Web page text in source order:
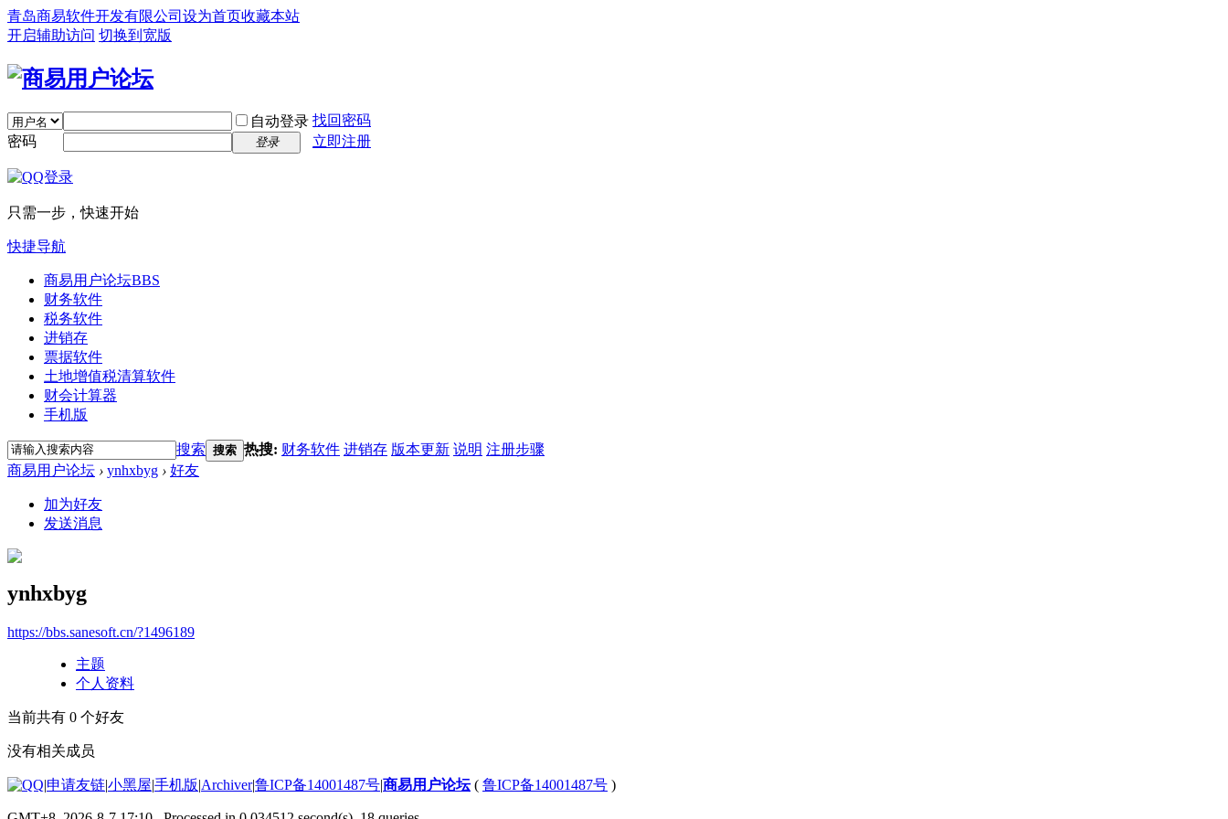
青岛商易软件开发有限公司 设为首页收藏本站
开启辅助访问 切换到宽版
自动登录 找回密码
密码
登录 立即注册
只需一步，快速开始
快捷导航
商易用户论坛BBS
财务软件
税务软件
进销存
票据软件
土地增值税清算软件
财会计算器
手机版
搜索 搜索 热搜: 财务软件 进销存 版本更新 说明 注册步骤
商易用户论坛 › ynhxbyg › 好友
加为好友
发送消息
ynhxbyg
https://bbs.sanesoft.cn/?1496189
主题
个人资料
当前共有 0 个好友
没有相关成员
|申请友链|小黑屋|手机版|Archiver|鲁ICP备14001487号|商易用户论坛( 鲁ICP备14001487号 )